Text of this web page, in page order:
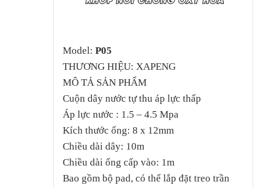
Model: P05
THƯƠNG HIỆU: XAPENG
MÔ TẢ SẢN PHẨM
Cuộn dây nước tự thu áp lực thấp
Áp lực nước : 1.5 – 4.5 Mpa
Kích thước ống: 8 x 12mm
Chiều dài dây: 10m
Chiều dài ống cấp vào: 1m
Bao gồm bộ pad, có thể lắp đặt treo trần